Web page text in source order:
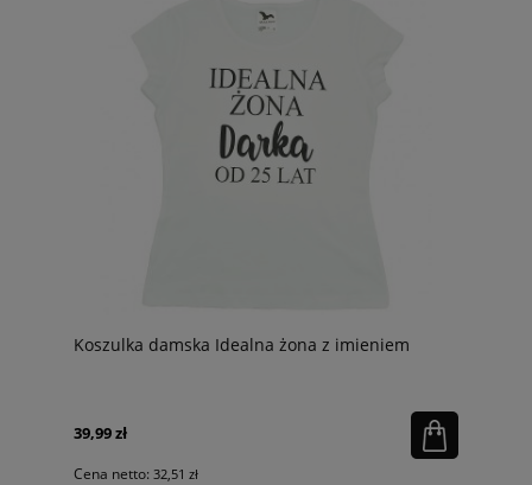
Koszulka damska Idealna żona z imieniem
39,99 zł
Cena netto: 32,51 zł